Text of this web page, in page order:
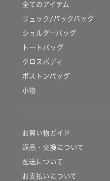
全てのアイテム
リュック/バックパック
ショルダーバッグ
トートバッグ
クロスボディ
ボストンバッグ
小物
お買い物ガイド
返品・交換について
配送について
お支払いについて